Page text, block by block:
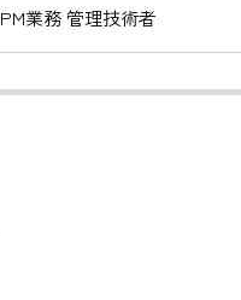
PM業務 管理技術者